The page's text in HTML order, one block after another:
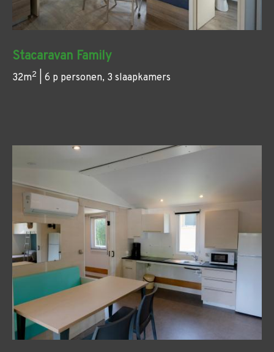
Stacaravan Family
32m2 | 6 p personen, 3 slaapkamers